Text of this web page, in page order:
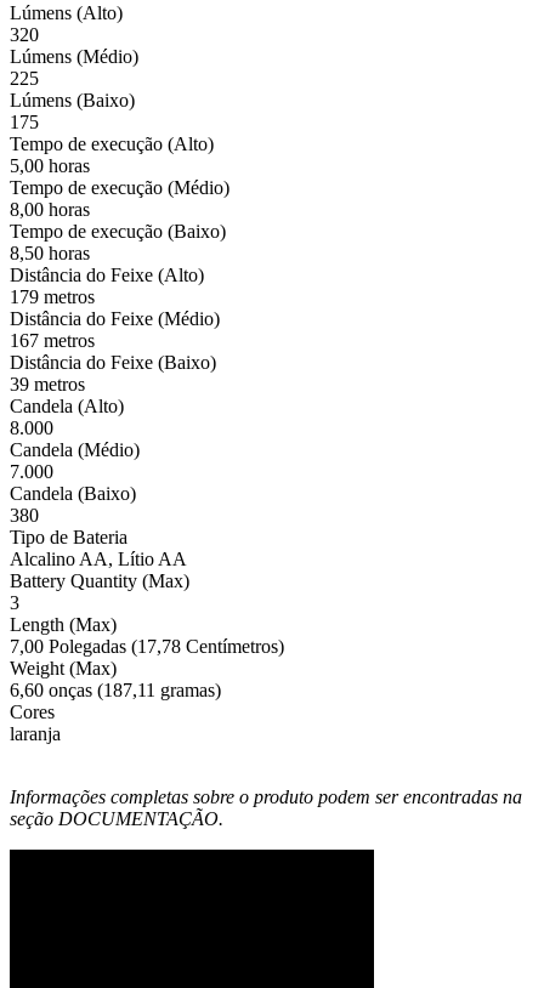
Lúmens (Alto)
320
Lúmens (Médio)
225
Lúmens (Baixo)
175
Tempo de execução (Alto)
5,00 horas
Tempo de execução (Médio)
8,00 horas
Tempo de execução (Baixo)
8,50 horas
Distância do Feixe (Alto)
179 metros
Distância do Feixe (Médio)
167 metros
Distância do Feixe (Baixo)
39 metros
Candela (Alto)
8.000
Candela (Médio)
7.000
Candela (Baixo)
380
Tipo de Bateria
Alcalino AA, Lítio AA
Battery Quantity (Max)
3
Length (Max)
7,00 Polegadas (17,78 Centímetros)
Weight (Max)
6,60 onças (187,11 gramas)
Cores
laranja
Informações completas sobre o produto podem ser encontradas na
seção DOCUMENTAÇÃO.